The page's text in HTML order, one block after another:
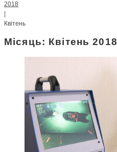
2018
Квітень
Місяць: Квітень 2018